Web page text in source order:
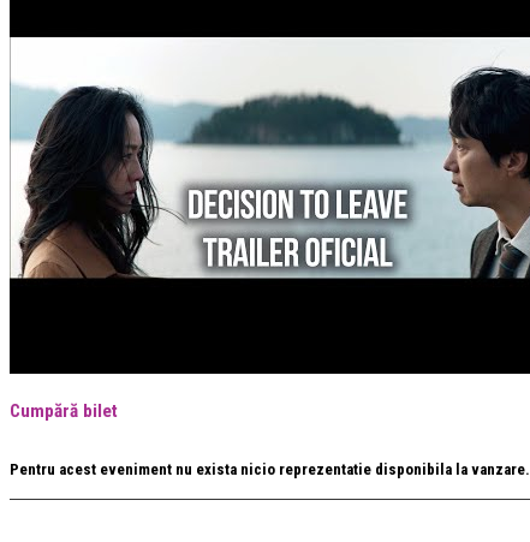
Cumpără bilet
Pentru acest eveniment nu exista nicio reprezentatie disponibila la vanzare.